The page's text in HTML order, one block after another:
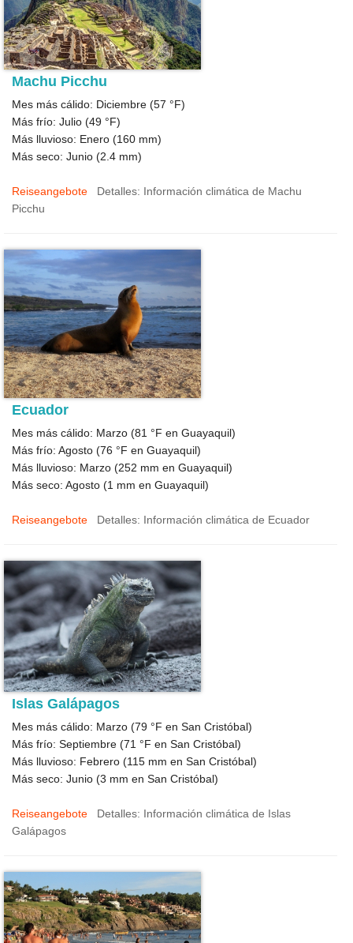
Machu Picchu
Mes más cálido: Diciembre (57 °F)
Más frío: Julio (49 °F)
Más lluvioso: Enero (160 mm)
Más seco: Junio (2.4 mm)
Reiseangebote
Detalles: Información climática de Machu
Picchu
Ecuador
Mes más cálido: Marzo (81 °F en Guayaquil)
Más frío: Agosto (76 °F en Guayaquil)
Más lluvioso: Marzo (252 mm en Guayaquil)
Más seco: Agosto (1 mm en Guayaquil)
Reiseangebote Detalles: Información climática de Ecuador
Islas Galápagos
Mes más cálido: Marzo (79 °F en San Cristóbal)
Más frío: Septiembre (71 °F en San Cristóbal)
Más lluvioso: Febrero (115 mm en San Cristóbal)
Más seco: Junio (3 mm en San Cristóbal)
Reiseangebote
Detalles: Información climática de Islas
Galápagos